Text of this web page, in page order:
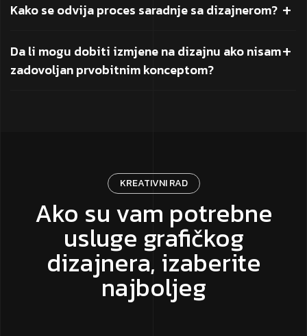
Kako se odvija proces saradnje sa dizajnerom?
Da li mogu dobiti izmjene na dizajnu ako nisam
zadovoljan prvobitnim konceptom?
KREATIVNI RAD
Ako su vam potrebne
usluge grafičkog
dizajnera, izaberite
najboljeg